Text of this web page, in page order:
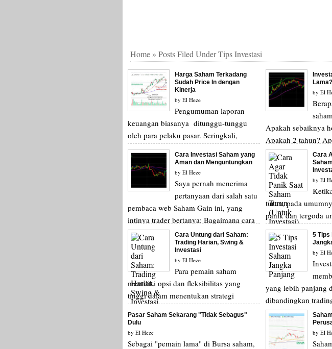
Home» Posts Filed Under Tips Investasi
Harga Saham Terkadang
Sudah Price In dengan
Kinerja
by El Heze
Pengumuman laporan
keuangan biasanya ditunggu-tunggu
oleh para pelaku pasar. Seringkali,
banyak trader dan investor yang baru
membeli saham...
Lama?
by El
Apakah sebaiknya
Apakah 2 tahun?
Apakah cukup
Cara Investasi Saham yang
Aman dan Menguntungkan
by El Heze
Saya pernah menerima
pertanyaan dari salah satu
pembaca web Saham Gain ini, yang
intinya trader bertanya: Bagaimana cara
investasi saham yan...
Cara
by El
turun, pada
panik dan tergoda
sahamnya. Hal ini
Cara Untung dari Saham:
Trading Harian, Swing &
Investasi
by El Heze
Para pemain saham
memiliki opsi dan fleksibilitas yang
tinggi dalam menentukan strategi
trading-nya. Dengan semakin banyak
edukasi tentang t...
5 Tips
by El
yang lebih panjang
dibandingkan
pendek. Kalau
mela...
Pasar Saham Sekarang "Tidak Sebagus"
Dulu
by El Heze
Sebagai "pemain lama" di Bursa saham,
by El